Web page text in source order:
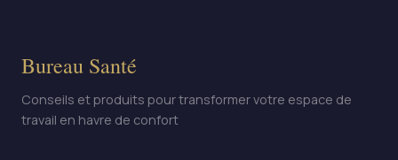
Bureau Santé
Conseils et produits pour transformer votre espace de
travail en havre de confort